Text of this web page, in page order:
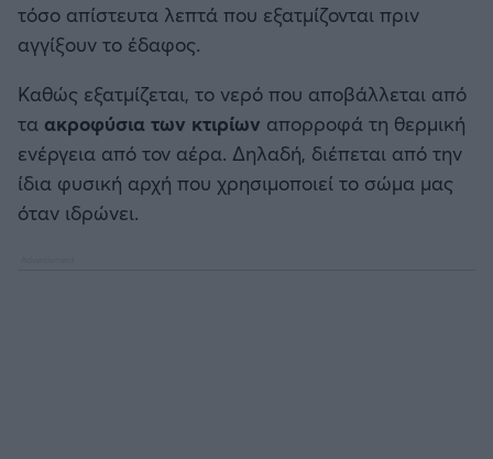
τόσο απίστευτα λεπτά που εξατμίζονται πριν
αγγίξουν το έδαφος.
Καθώς εξατμίζεται, το νερό που αποβάλλεται από
τα ακροφύσια των κτιρίων απορροφά τη θερμική
ενέργεια από τον αέρα. Δηλαδή, διέπεται από την
ίδια φυσική αρχή που χρησιμοποιεί το σώμα μας
όταν ιδρώνει.